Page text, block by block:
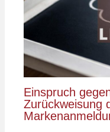
Einspruch
Zurückweisung